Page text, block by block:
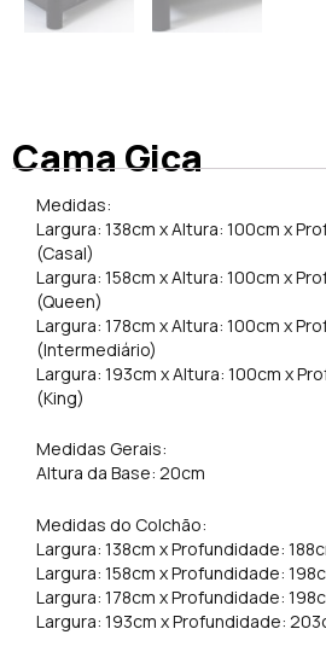
Cama Gica
Medidas:
Largura: 138cm x Altura: 100cm x
(Casal)
Largura: 158cm x Altura: 100cm x
(Queen)
Largura: 178cm x Altura: 100cm x
(Intermediário)
Largura: 193cm x Altura: 100cm x
(King)
Medidas Gerais:
Altura da Base: 20cm
Medidas do Colchão:
Largura: 138cm x Profundidade:
Largura: 158cm x Profundidade:
Largura: 178cm x Profundidade:
Largura: 193cm x Profundidade: